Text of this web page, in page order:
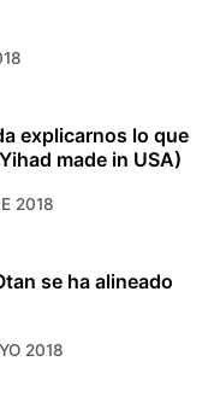
explicarnos lo que
made in USA)
2018
se ha alineado
2018